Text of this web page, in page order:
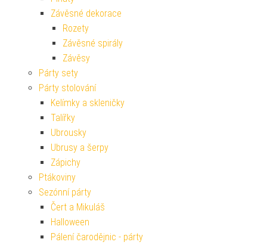
Závěsné dekorace
Rozety
Závěsné spirály
Závěsy
Párty sety
Párty stolování
Kelímky a skleničky
Talířky
Ubrousky
Ubrusy a šerpy
Zápichy
Ptákoviny
Sezónní párty
Čert a Mikuláš
Halloween
Pálení čarodějnic - párty